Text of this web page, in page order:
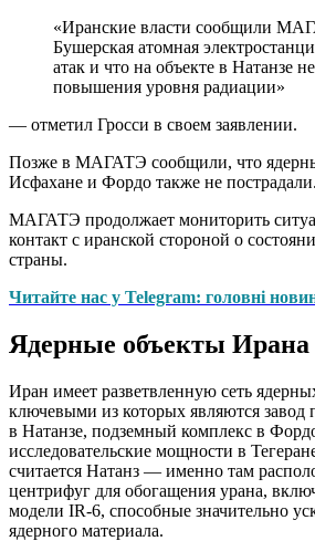
«Иранские власти сообщили
Бушерская атомная
атак и что на объекте в Натанзе
повышения уровня радиации»
— отметил Гросси в своем заявлении.
Позже в МАГАТЭ сообщили, что
Исфахане и Фордо также не пострадали.
МАГАТЭ продолжает мониторить
контакт с иранской стороной о
страны.
Читайте нас у Telegram: головні
Ядерные объекты Ирана
Иран имеет разветвленную сеть
ключевыми из которых являются завод
в Натанзе, подземный комплекс в
исследовательские мощности в
считается Натанз — именно там
центрифуг для обогащения урана,
модели IR-6, способные значительно
ядерного материала.